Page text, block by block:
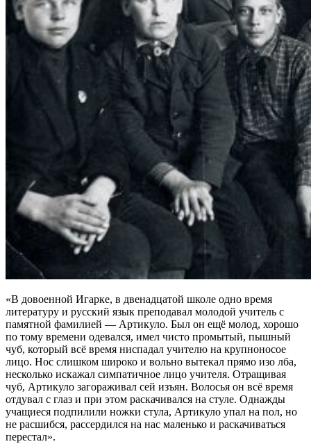
«В довоенной Игарке, в двенадцатой школе одно время
литературу и русский язык преподавал молодой учитель с
памятной фамилией — Артикуло. Был он ещё молод, хорошо
по тому времени одевался, имел чисто промытый, пышный
чуб, который всё время ниспадал учителю на крупноносое
лицо. Нос слишком широко и вольно вытекал прямо изо лба,
несколько искажал симпатичное лицо учителя. Отращивая
чуб, Артикуло загораживал сей изъян. Волосья он всё время
отдувал с глаз и при этом раскачивался на стуле. Однажды
учащиеся подпилили ножки стула, Артикуло упал на пол, но
не расшибся, рассердился на нас маленько и раскачиваться
перестал».